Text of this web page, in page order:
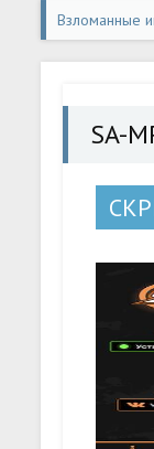
Взломанные
SA-MP
SA-